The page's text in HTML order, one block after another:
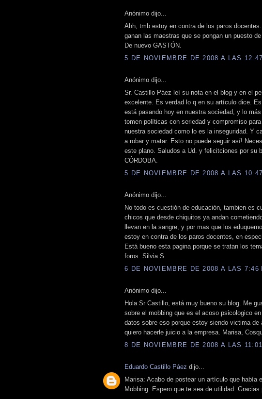
Anónimo dijo...
Ahh, tmb estoy en contra de los paros
ganan las maestras que se pongan un puesto
De nuevo GASTÓN.
5 DE NOVIEMBRE DE 2008 A LAS 12:47
Anónimo dijo...
Sr. Castillo Páez leí su nota en el blog y en el
excelente. Es verdad lo q en su artículo dice.
está pasando hoy en nuestra sociedad, y lo
tomen políticas con seriedad y compromiso
nuestra sociedad como lo es la inseguridad. Y
a robar y matar. Esto no puede seguir así!
este plano. Saludos a Ud. y felicitciones por su
CÓRDOBA.
5 DE NOVIEMBRE DE 2008 A LAS 10:47
Anónimo dijo...
No todo es cuestión de educación, tambien es
chicos que desde chiquitos ya andan
llevan en la sangre, y por mas que los
estoy en contra de los paros docentes, en
Está bueno esta pagina porque se tratan los
foros. Silvia S.
6 DE NOVIEMBRE DE 2008 A LAS 7:46
Anónimo dijo...
Hola Sr Castillo, está muy bueno su blog. Me
sobre el mobbing que es el acoso psicologico
datos sobre eso porque estoy siendo victima
quiero hacerle juicio a la empresa. Marisa,
8 DE NOVIEMBRE DE 2008 A LAS 11:01
Eduardo Castillo Páez dijo...
Marisa: Acabo de postear un artículo que había
Mobbing. Espero que te sea de utilidad.